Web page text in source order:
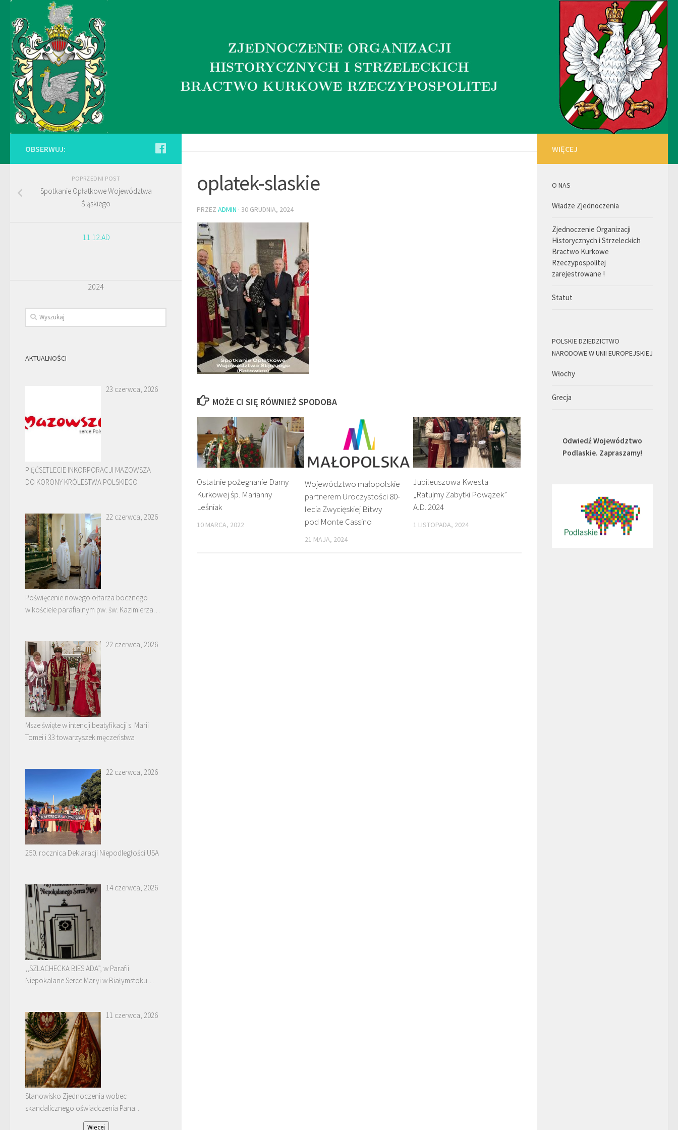
oplatek-slaskie
PRZEZ ADMIN · 30 GRUDNIA, 2024
MOŻE CI SIĘ RÓWNIEŻ SPODOBA
Ostatnie pożegnanie Damy
Kurkowej śp. Marianny
Leśniak
10 MARCA, 2022
Województwo małopolskie
partnerem Uroczystości 80-
lecia Zwycięskiej Bitwy
pod Monte Cassino
21 MAJA, 2024
Jubileuszowa Kwesta
„Ratujmy Zabytki Powązek”
A.D. 2024
1 LISTOPADA, 2024
OBSERWUJ:
POPRZEDNI POST
Spotkanie Opłatkowe Województwa
Śląskiego
11.12.AD
2024
AKTUALNOŚCI
23 czerwca, 2026
PIĘĆSETLECIE INKORPORACJI MAZOWSZA
DO KORONY KRÓLESTWA POLSKIEGO
22 czerwca, 2026
Poświęcenie nowego ołtarza bocznego
w kościele parafialnym pw. św. Kazimierza
22 czerwca, 2026
Msze święte w intencji beatyfikacji s. Marii
Tomei i 33 towarzyszek męczeństwa
22 czerwca, 2026
250. rocznica Deklaracji Niepodległości USA
14 czerwca, 2026
,,SZLACHECKA BIESIADA”, w Parafii
Niepokalane Serce Maryi w Białymstoku
11 czerwca, 2026
Stanowisko Zjednoczenia wobec
skandalicznego oświadczenia Pana
Januarego Bątkiewicza
Więcej
WIĘCEJ
O NAS
Władze Zjednoczenia
Zjednoczenie Organizacji
Historycznych i Strzeleckich
Bractwo Kurkowe
Rzeczypospolitej
zarejestrowane !
Statut
POLSKIE DZIEDZICTWO
NARODOWE W UNII EUROPEJSKIEJ
Włochy
Grecja
Odwiedź Województwo
Podlaskie. Zapraszamy!